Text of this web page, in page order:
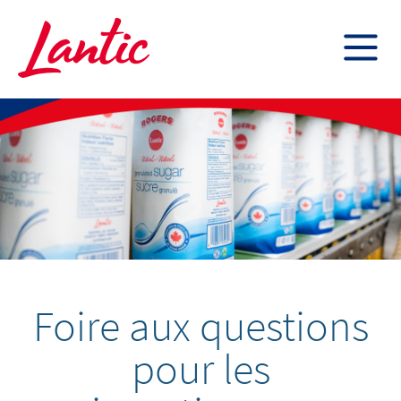
CONTACTEZ-NOUS
LANTIC ÉRABLE INC.
À PROPOS
POUR LES ENTREPRISES
POUR LA MAISON
CARRIÈRES
INVESTISSEURS DÉVELOPPEMENT DURABLE
ENGLISH
Foire aux questions
pour les